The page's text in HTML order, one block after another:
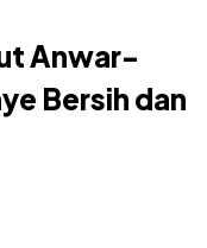
Anwar-
Bersih dan